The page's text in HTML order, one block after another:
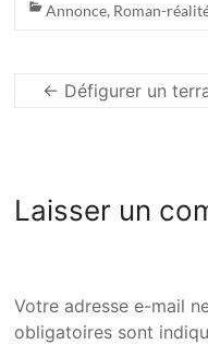
Annonce, Roman-
← Défigurer un
Laisser un
Votre adresse e-mail
obligatoires sont